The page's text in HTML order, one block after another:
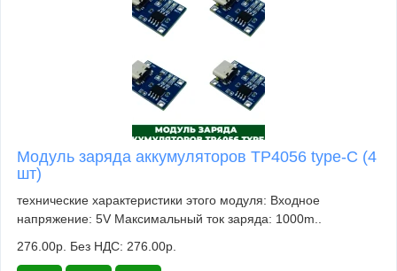
Модуль заряда аккумуляторов TP4056 type-C (4
шт)
технические характеристики этого модуля: Входное
напряжение: 5V Максимальный ток заряда: 1000m..
276.00р. Без НДС: 276.00р.